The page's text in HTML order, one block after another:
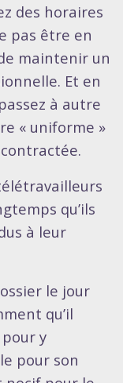
des horaires
pas être en
maintenir un
Et en
à autre
« uniforme »
qu’ils
à leur
le jour
qu’il
y
pour son